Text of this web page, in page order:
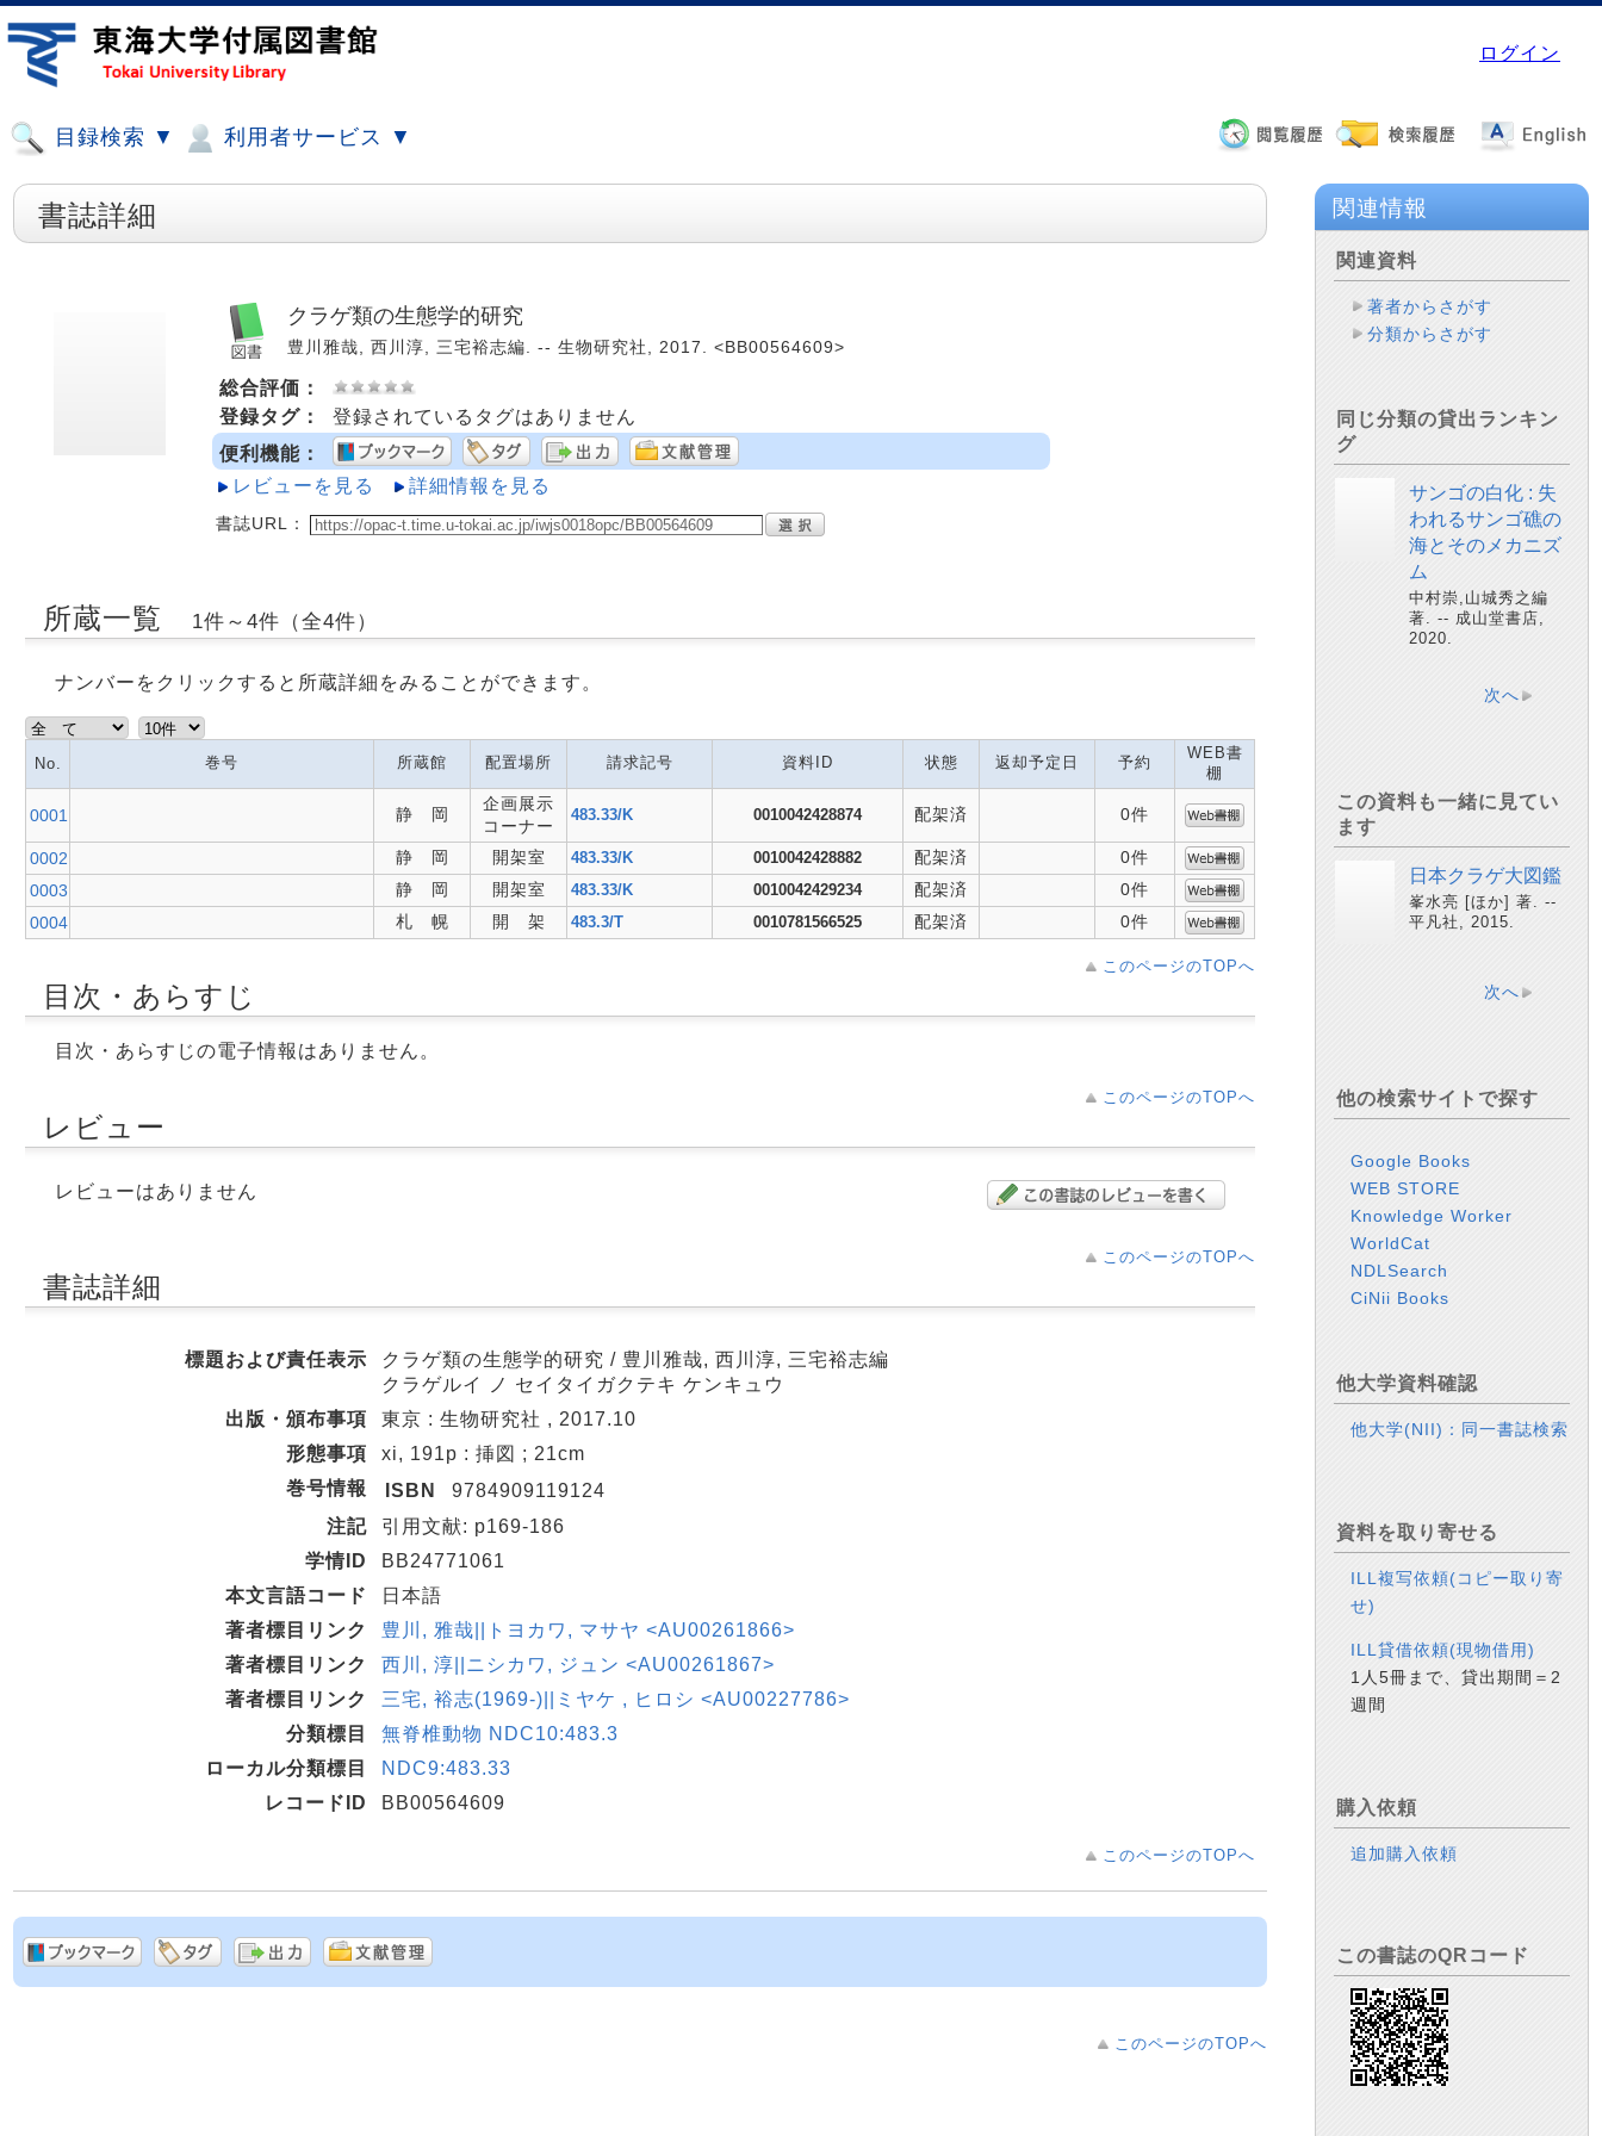
ログイン
目録検索 ▼ 利用者サービス ▼
書誌詳細
クラゲ類の生態学的研究
豊川雅哉, 西川淳, 三宅裕志編. -- 生物研究社, 2017. <BB00564609>
総合評価：
登録タグ：
登録されているタグはありません
便利機能：
レビューを見る
詳細情報を見る
書誌URL：
所蔵一覧 1件～4件（全4件）
ナンバーをクリックすると所蔵詳細をみることができます。
No. 巻号 所蔵館 配置場所 請求記号 資料ID 状態 返却予定日 予約
WEB書
棚
0001 静 岡
企画展示
コーナー
483.33/K 0010042428874 配架済 0件
0002 静 岡 開架室 483.33/K 0010042428882 配架済
0件
0003
静 岡 開架室 483.33/K 0010042429234 配架済
0件
0004
札 幌 開 架 483.3/T 0010781566525 配架済 0件
このページのTOPへ
目次・あらすじ
目次・あらすじの電子情報はありません。
このページのTOPへ
レビュー
レビューはありません
このページのTOPへ
書誌詳細
標題および責任表示
クラゲ類の生態学的研究 / 豊川雅哉, 西川淳, 三宅裕志編
クラゲルイ ノ セイタイガクテキ ケンキュウ
出版・頒布事項
東京 : 生物研究社 , 2017.10
形態事項
xi, 191p : 挿図 ; 21cm
巻号情報
ISBN
9784909119124
注記
引用文献: p169-186
学情ID
BB24771061
本文言語コード
日本語
著者標目リンク
豊川, 雅哉||トヨカワ, マサヤ <AU00261866>
著者標目リンク
西川, 淳||ニシカワ, ジュン <AU00261867>
著者標目リンク
三宅, 裕志(1969-)||ミヤケ , ヒロシ <AU00227786>
分類標目
無脊椎動物 NDC10:483.3
ローカル分類標目
NDC9:483.33
レコードID
BB00564609
このページのTOPへ
このページのTOPへ
関連情報
関連資料
著者からさがす
分類からさがす
同じ分類の貸出ランキン
グ
サンゴの白化 : 失
われるサンゴ礁の
海とそのメカニズ
ム
中村崇,山城秀之編
著. -- 成山堂書店,
2020.
次へ
この資料も一緒に見てい
ます
日本クラゲ大図鑑
峯水亮 [ほか] 著. --
平凡社, 2015.
次へ
他の検索サイトで探す
Google Books
WEB STORE
Knowledge Worker
WorldCat
NDLSearch
CiNii Books
他大学資料確認
他大学(NII)：同一書誌検索
資料を取り寄せる
ILL複写依頼(コピー取り寄
せ)
ILL貸借依頼(現物借用)
1人5冊まで、貸出期間＝2
週間
購入依頼
追加購入依頼
この書誌のQRコード